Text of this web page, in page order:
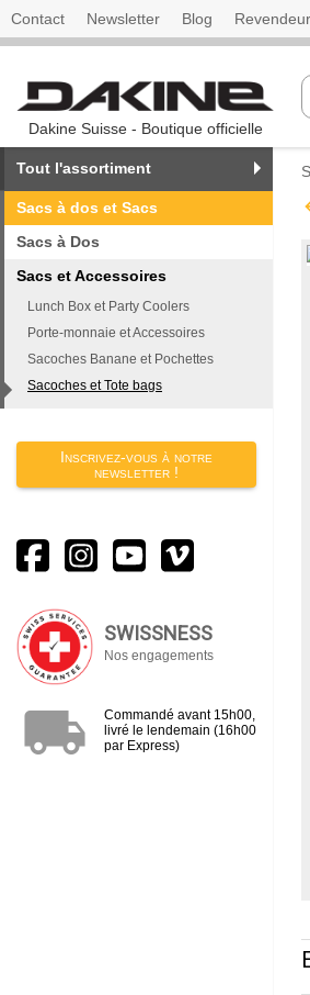
Contact Newsletter Blog
Dakine Suisse - Boutique officielle
Tout l'assortiment
Sacs à dos et Sacs
Sacs à Dos
Sacs et Accessoires
Lunch Box et Party Coolers
Porte-monnaie et Accessoires
Sacoches Banane et Pochettes
Sacoches et Tote bags
Inscrivez-vous à notre
newsletter !
SWISSNESS
Nos engagements
local_shipping
Commandé avant 15h00,
livré le lendemain (16h00
par Express)